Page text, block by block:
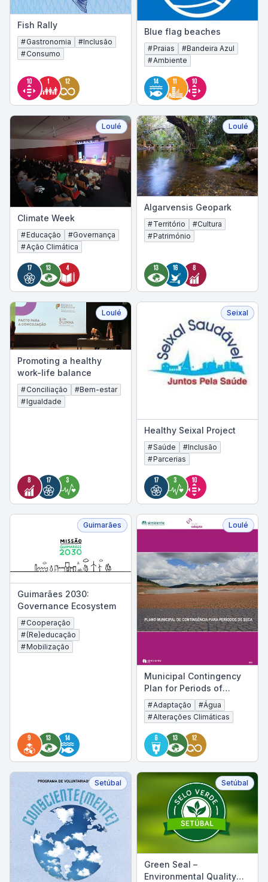
Fish Rally
#Gastronomia #Inclusão
#Consumo
Blue flag beaches
#Praias #Bandeira Azul
#Ambiente
Loulé
Climate Week
#Educação #Governança
#Ação Climática
Loulé
Algarvensis Geopark
#Território #Cultura
#Património
Loulé
Promoting a healthy
work-life balance
#Conciliação #Bem-estar
#Igualdade
Seixal
Healthy Seixal Project
#Saúde #Inclusão
#Parcerias
Guimarães
Guimarães 2030:
Governance Ecosystem
#Cooperação
#(Re)educação
#Mobilização
Loulé
Municipal Contingency
Plan for Periods of
Drought
#Adaptação #Água
#Alterações Climáticas
Setúbal Setúbal
Green Seal –
Environmental Quality